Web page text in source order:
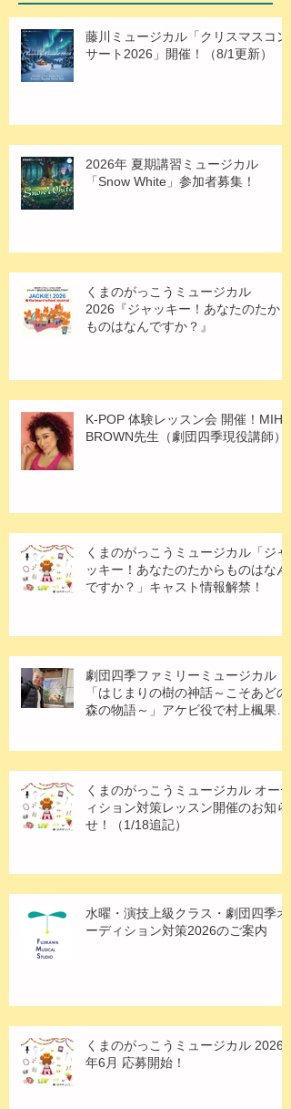
藤川ミュージカル「クリスマスコン
サート2026」開催！（8/1更新）
2026年 夏期講習ミュージカル
「Snow White」参加者募集！
くまのがっこうミュージカル
2026『ジャッキー！あなたのたから
ものはなんですか？』
K-POP 体験レッスン会 開催！MIHO
BROWN先生（劇団四季現役講師）
くまのがっこうミュージカル「ジャ
ッキー！あなたのたからものはなん
ですか？」キャスト情報解禁！
劇団四季ファミリーミュージカル
「はじまりの樹の神話～こそあどの
森の物語～」アケビ役で村上楓果さ
くまのがっこうミュージカル オーデ
ィション対策レッスン開催のお知ら
せ！（1/18追記）
水曜・演技上級クラス・劇団四季オ
ーディション対策2026のご案内
くまのがっこうミュージカル 2026
年6月 応募開始！